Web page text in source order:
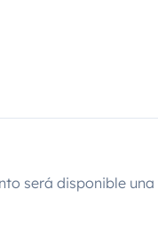
será disponible